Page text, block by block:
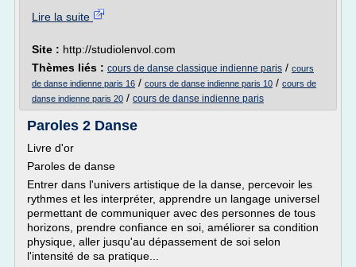
Lire la suite
Site : http://studiolenvol.com
Thèmes liés : cours de danse classique indienne paris / cours
de danse indienne paris 16 / cours de danse indienne paris 10 / cours de
danse indienne paris 20 / cours de danse indienne paris
Paroles 2 Danse
Livre d'or
Paroles de danse
Entrer dans l'univers artistique de la danse, percevoir les
rythmes et les interpréter, apprendre un langage universel
permettant de communiquer avec des personnes de tous
horizons, prendre confiance en soi, améliorer sa condition
physique, aller jusqu'au dépassement de soi selon
l'intensité de sa pratique...